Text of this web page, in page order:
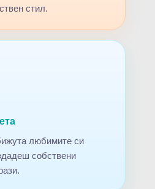
стил.
любимите си
собствени